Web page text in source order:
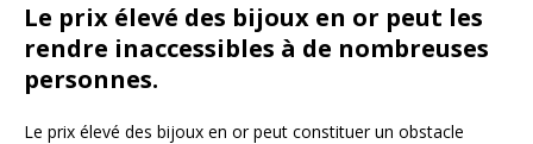
Le prix élevé des bijoux en or peut les
rendre inaccessibles à de nombreuses
personnes.
Le prix élevé des bijoux en or peut constituer un obstacle